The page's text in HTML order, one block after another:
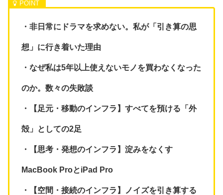
・非日常にドラマを求めない。私が「引き算の思
想」に行き着いた理由
・なぜ私は5年以上使えないモノを買わなくなった
のか。数々の失敗談
・【足元・移動のインフラ】すべてを預ける「外
殻」としての2足
・【思考・発想のインフラ】淀みをなくす
MacBook ProとiPad Pro
・【空間・接続のインフラ】ノイズを引き算する